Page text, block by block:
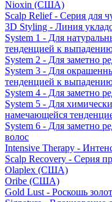
Nioxin (США)
Scalp Relief - Серия для
3D Styling - Линия
System 1 - Для
тенденцией к
System 2 - Для заметно
System 3 - Для
тенденцией к
System 4 - Для заметно
System 5 - Для
намечающейся
System 6 - Для заметно
волос
Intensive Therapy -
Scalp Recovery - Серия
Olaplex (США)
Oribe (США)
Gold Lust - Роскошь